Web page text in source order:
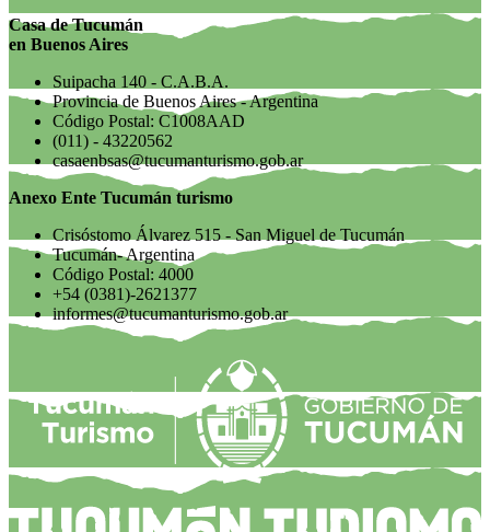
Casa de Tucumán
en Buenos Aires
Suipacha 140 - C.A.B.A.
Provincia de Buenos Aires - Argentina
Código Postal: C1008AAD
(011) - 43220562
casaenbsas@tucumanturismo.gob.ar
Anexo Ente Tucumán turismo
Crisóstomo Álvarez 515 - San Miguel de Tucumán
Tucumán- Argentina
Código Postal: 4000
+54 (0381)-2621377
informes@tucumanturismo.gob.ar